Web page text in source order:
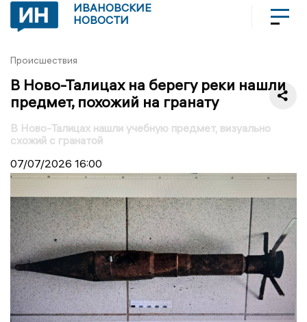
ИВАНОВСКИЕ
НОВОСТИ
Происшествия
В Ново-Талицах на берегу реки нашли
предмет, похожий на гранату
В Ново-Талицах нашли учебную предмет, визуально
схожий с гранатой
07/07/2026 16:00